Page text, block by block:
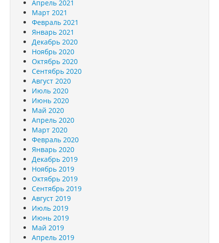
Апрель 2021
Март 2021
Февраль 2021
Январь 2021
Декабрь 2020
Ноябрь 2020
Октябрь 2020
Сентябрь 2020
Август 2020
Июль 2020
Июнь 2020
Май 2020
Апрель 2020
Март 2020
Февраль 2020
Январь 2020
Декабрь 2019
Ноябрь 2019
Октябрь 2019
Сентябрь 2019
Август 2019
Июль 2019
Июнь 2019
Май 2019
Апрель 2019